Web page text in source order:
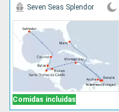
Comidas incluidas
Seven Seas Splendor